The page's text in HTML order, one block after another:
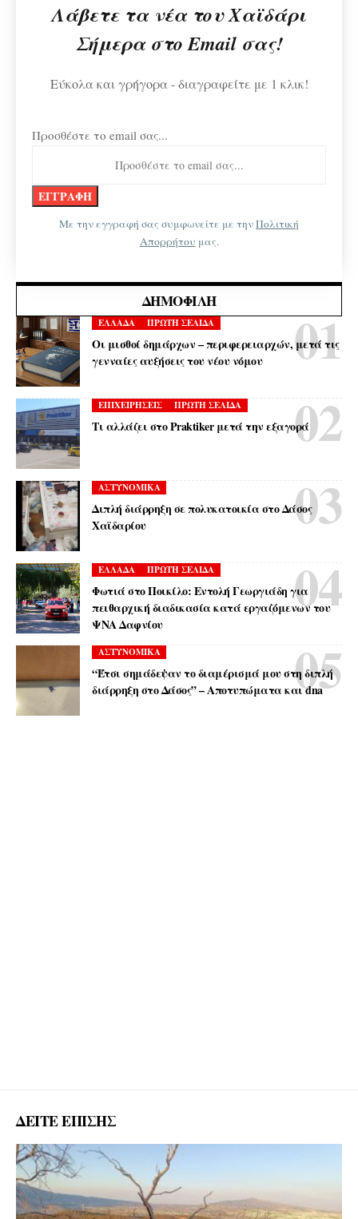
Λάβετε τα νέα του Χαϊδάρι
Σήμερα στο Email σας!
Εύκολα και γρήγορα - διαγραφείτε με 1 κλικ!
Προσθέστε το email σας...
Με την εγγραφή σας συμφωνείτε με τηνΠολιτική
Απορρήτου μας.
ΔΗΜΟΦΙΛΉ
ΕΛΛΑΔΑ ΠΡΩΤΗ ΣΕΛΙΔΑ
Οι μισθοί δημάρχων – περιφερειαρχών, μετά τις
γενναίες αυξήσεις του νέου νόμου
ΕΠΙΧΕΙΡΗΣΕΙΣ ΠΡΩΤΗ ΣΕΛΙΔΑ
Τι αλλάζει στο Praktiker μετά την εξαγορά
ΑΣΤΥΝΟΜΙΚΑ
Διπλή διάρρηξη σε πολυκατοικία στο Δάσος
Χαϊδαρίου
ΕΛΛΑΔΑ ΠΡΩΤΗ ΣΕΛΙΔΑ
Φωτιά στο Ποικίλο: Εντολή Γεωργιάδη για
πειθαρχική διαδικασία κατά εργαζόμενων του
ΨΝΑ Δαφνίου
ΑΣΤΥΝΟΜΙΚΑ
“Έτσι σημάδεψαν το διαμέρισμά μου στη διπλή
διάρρηξη στο Δάσος” – Αποτυπώματα και dna
ΔΕΙΤΕ ΕΠΙΣΗΣ